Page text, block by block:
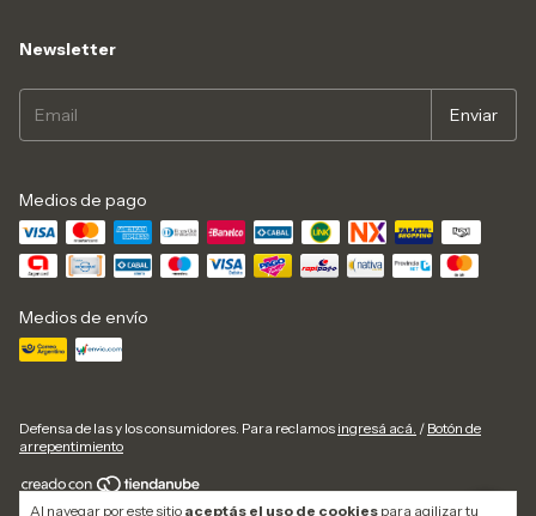
Al navegar por este sitio aceptás el uso de cookies para agilizar tu
Newsletter
Medios de pago
Medios de envío
Defensa de las y los consumidores. Para reclamos ingresá acá. / Botón de
arrepentimiento